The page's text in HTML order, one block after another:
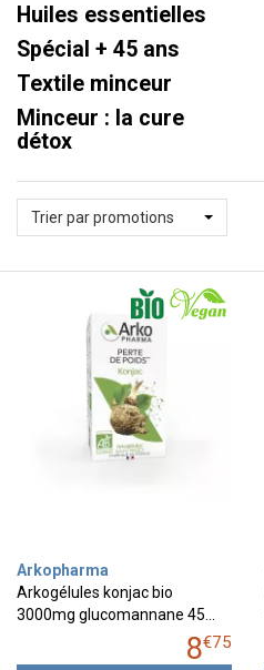
Huiles essentielles
Spécial + 45 ans
Textile minceur
Minceur : la cure
détox
Trier par promotions
Arkopharma
Arkogélules konjac bio
3000mg glucomannane 45…
8€75